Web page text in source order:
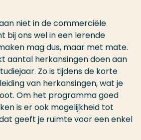
niet in de commerciële
bij ons wel in een lerende
mag dus, maar met mate.
aantal herkansingen doen aan
Zo is tijdens de korte
van herkansingen, wat je
Om het programma goed
is er ook mogelijkheid tot
geeft je ruimte voor een enkel